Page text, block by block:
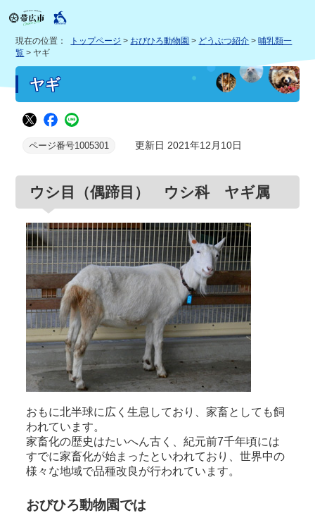
現在の位置： トップページ > おびひろ動物園 > どうぶつ紹介 >哺乳類一
覧 > ヤギ
ヤギ
ページ番号1005301 更新日 2021年12月10日
ウシ目（偶蹄目） ウシ科 ヤギ属
おもに北半球に広く生息しており、家畜としても飼
われています。
家畜化の歴史はたいへん古く、紀元前7千年頃には
すでに家畜化が始まったといわれており、世界中の
様々な地域で品種改良が行われています。
おびひろ動物園では